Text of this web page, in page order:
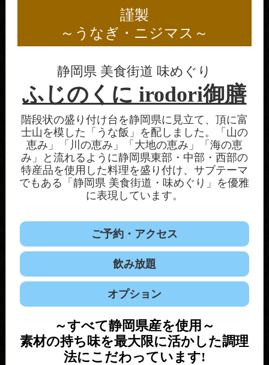
謹製
～うなぎ・ニジマス～
静岡県 美食街道 味めぐり
ふじのくに irodori御膳
階段状の盛り付け台を静岡県に見立て、頂に富
士山を模した「うな飯」を配しました。「山の
恵み」「川の恵み」「大地の恵み」「海の恵
み」と流れるように静岡県東部・中部・西部の
特産品を使用した料理を盛り付け、サブテーマ
でもある「静岡県 美食街道・味めぐり」を優雅
に表現しています。
ご予約・アクセス
飲み放題
オプション
～すべて静岡県産を使用～
素材の持ち味を最大限に活かした調理
法にこだわっています!